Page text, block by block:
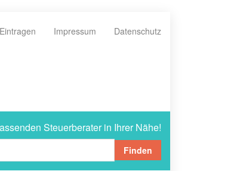
Impressum Datenschutz
Steuerberater in Ihrer Nähe!
Finden